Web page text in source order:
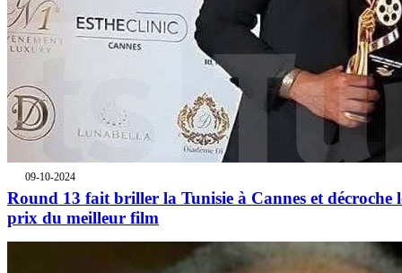
09-10-2024
Round 13 fait briller la Tunisie à Cannes et décroche
prix du meilleur film